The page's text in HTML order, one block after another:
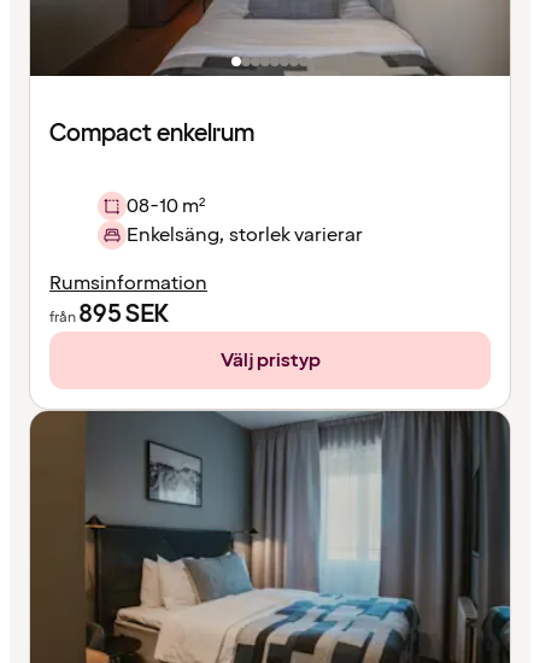
Compact enkelrum
08-10 m²
Enkelsäng, storlek varierar
Rumsinformation
från895SEK
Välj pristyp